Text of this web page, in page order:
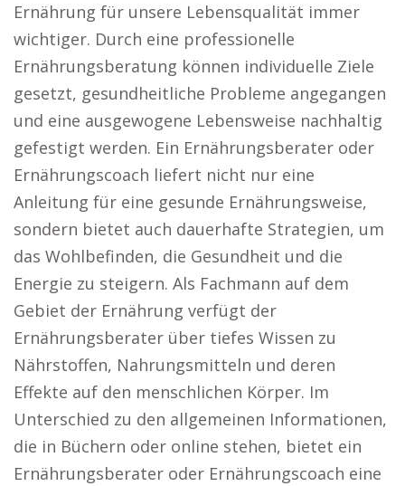
Ernährung für unsere Lebensqualität immer
wichtiger. Durch eine professionelle
Ernährungsberatung können individuelle Ziele
gesetzt, gesundheitliche Probleme angegangen
und eine ausgewogene Lebensweise nachhaltig
gefestigt werden. Ein Ernährungsberater oder
Ernährungscoach liefert nicht nur eine
Anleitung für eine gesunde Ernährungsweise,
sondern bietet auch dauerhafte Strategien, um
das Wohlbefinden, die Gesundheit und die
Energie zu steigern. Als Fachmann auf dem
Gebiet der Ernährung verfügt der
Ernährungsberater über tiefes Wissen zu
Nährstoffen, Nahrungsmitteln und deren
Effekte auf den menschlichen Körper. Im
Unterschied zu den allgemeinen Informationen,
die in Büchern oder online stehen, bietet ein
Ernährungsberater oder Ernährungscoach eine